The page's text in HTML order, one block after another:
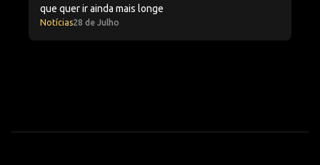
que quer ir ainda mais longe
Notícias28 de Julho